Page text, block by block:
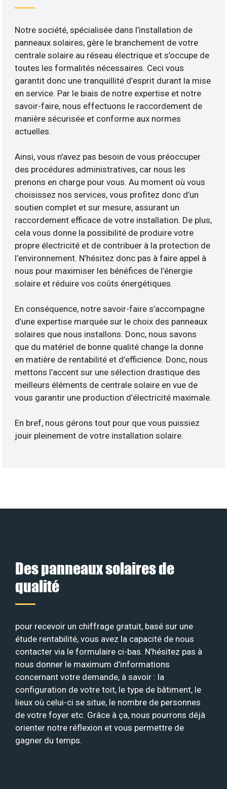
Notre société, spécialisée dans l’installation de
panneaux solaires, gère le branchement de votre
centrale solaire au réseau électrique et s’occupe de
toutes les formalités nécessaires. Ceci vous
garantit donc une tranquillité d’esprit durant la mise
en service. Par le biais de notre expertise et notre
savoir-faire, nous effectuons le raccordement de
manière sécurisée et conforme aux normes
actuelles.
Ainsi, vous n’avez pas besoin de vous préoccuper
des procédures administratives, car nous les
prenons en charge pour vous. Au moment où vous
choisissez nos services, vous profitez donc d’un
soutien complet et sur mesure, assurant un
raccordement efficace de votre installation. De plus,
cela vous donne la possibilité de produire votre
propre électricité et de contribuer à la protection de
l’environnement. N’hésitez donc pas à faire appel à
nous pour maximiser les bénéfices de l’énergie
solaire et réduire vos coûts énergétiques.
En conséquence, notre savoir-faire s’accompagne
d’une expertise marquée sur le choix des panneaux
solaires que nous installons. Donc, nous savons
que du matériel de bonne qualité change la donne
en matière de rentabilité et d’efficience. Donc, nous
mettons l’accent sur une sélection drastique des
meilleurs éléments de centrale solaire en vue de
vous garantir une production d’électricité maximale.
En bref, nous gérons tout pour que vous puissiez
jouir pleinement de votre installation solaire.
Des panneaux solaires de
qualité
pour recevoir un chiffrage gratuit, basé sur une
étude rentabilité, vous avez la capacité de nous
contacter via le formulaire ci-bas. N’hésitez pas à
nous donner le maximum d’informations
concernant votre demande, à savoir : la
configuration de votre toit, le type de bâtiment, le
lieux où celui-ci se situe, le nombre de personnes
de votre foyer etc. Grâce à ça, nous pourrons déjà
orienter notre réflexion et vous permettre de
gagner du temps.